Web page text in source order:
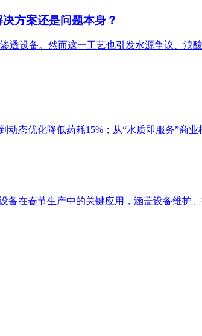
方案还是问题本身？
设备。然而这一工艺也引发水源争议、溴
态优化降低药耗15%；从“水质即服务”商
备在春节生产中的关键应用，涵盖设备维护